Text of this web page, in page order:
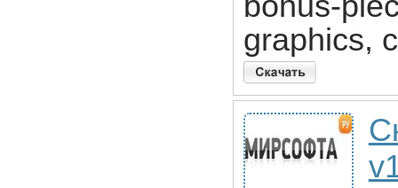
graphics,